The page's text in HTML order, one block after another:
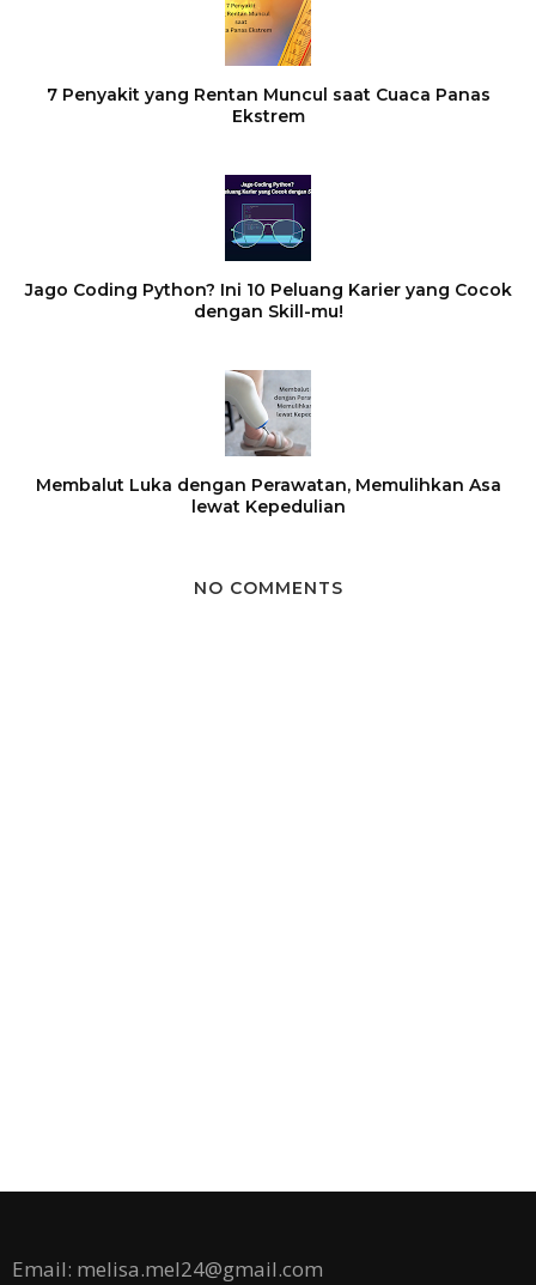
7 Penyakit yang Rentan Muncul saat Cuaca Panas
Ekstrem
Jago Coding Python? Ini 10 Peluang Karier yang Cocok
dengan Skill-mu!
Membalut Luka dengan Perawatan, Memulihkan Asa
lewat Kepedulian
NO COMMENTS
Email: melisa.mel24@gmail.com